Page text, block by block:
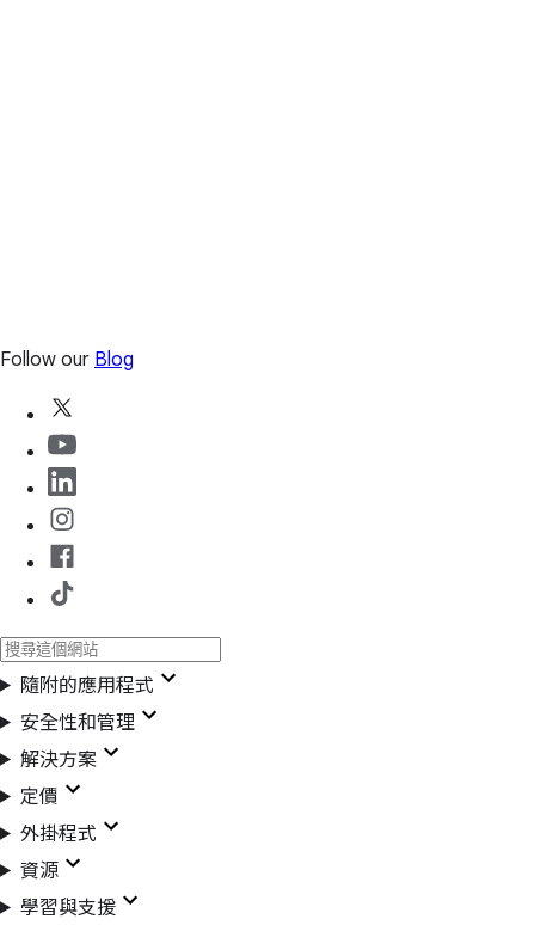
Follow our Blog
隨附的應用程式
安全性和管理
解決方案
定價
外掛程式
資源
學習與支援